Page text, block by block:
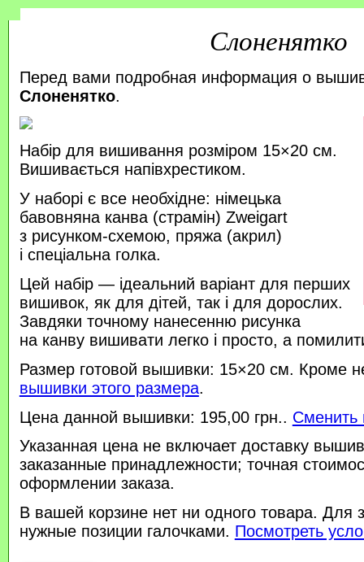
Слоненятко
Перед вами подробная информация о
Слоненятко.
Набір для вишивання розміром 15×20 см.
Вишивається напівхрестиком.
У наборі є все необхідне: німецька
бавовняна канва (страмін) Zweigart
з рисунком-схемою, пряжа (акрил)
і спеціальна голка.
Цей набір — ідеальний варіант для перших
вишивок, як для дітей, так і для дорослих.
Завдяки точному нанесенню рисунка
на канву вишивати легко і просто, а
Размер готовой вышивки: 15×20 см. Кроме
вышивки этого размера.
Цена данной вышивки: 195,00 грн.. Сменить
Указанная цена не включает доставку
заказанные принадлежности; точная
оформлении заказа.
В вашей корзине нет ни одного товара. Для
нужные позиции галочками. Посмотреть